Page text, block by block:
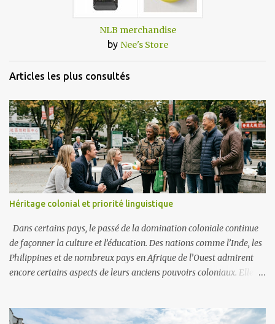
NLB merchandise
by Nee's Store
Articles les plus consultés
Héritage colonial et priorité linguistique
Dans certains pays, le passé de la domination coloniale continue
de façonner la culture et l’éducation. Des nations comme l’Inde, les
Philippines et de nombreux pays en Afrique de l’Ouest admirent
encore certains aspects de leurs anciens pouvoirs coloniaux. Elles
vers la vie moderne, les emplois mondiaux et le respect. Exemples